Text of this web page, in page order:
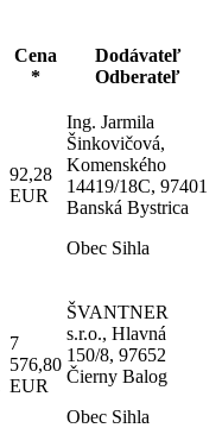
Cena
*
Dodávateľ
Odberateľ
92,28
EUR
Ing. Jarmila
Šinkovičová,
Komenského
14419/18C, 97401
Banská Bystrica
Obec Sihla
7
576,80
EUR
ŠVANTNER
s.r.o., Hlavná
150/8, 97652
Čierny Balog
Obec Sihla